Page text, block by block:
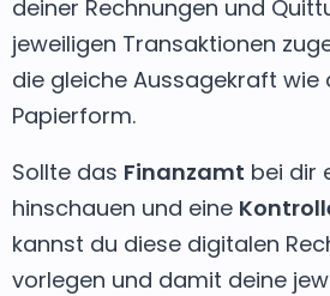
deiner Rechnungen und
jeweiligen Transaktionen
die gleiche Aussagekraft wie
Papierform.
Sollte das Finanzamt bei dir
hinschauen und eine
kannst du diese digitalen
vorlegen und damit deine